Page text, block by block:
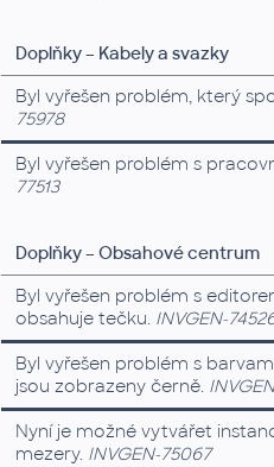
Doplňky – Kabely a svazky
Byl vyřešen problém, který
75978
Byl vyřešen problém s
77513
Doplňky – Obsahové centrum
Byl vyřešen problém s
obsahuje tečku. INVGEN-
Byl vyřešen problém s
jsou zobrazeny černě.
Nyní je možné vytvářet
mezery. INVGEN-75067